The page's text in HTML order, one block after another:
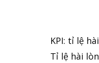
KPI: tỉ lệ
Tỉ lệ hài